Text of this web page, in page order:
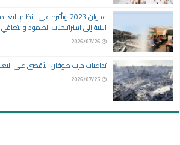
عدوان 2023 وتأثيره على
البنية إلى استراتيجيات الصمود والتعافي
2026/07/26
تداعيات حرب طوفان الأقصى على
2026/07/25